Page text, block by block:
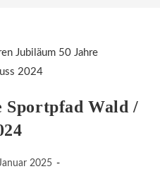
Sportpfad Wald /
2025